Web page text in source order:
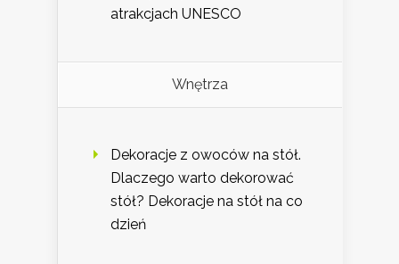
atrakcjach UNESCO
Wnętrza
Dekoracje z owoców na stół.
Dlaczego warto dekorować
stół? Dekoracje na stół na co
dzień